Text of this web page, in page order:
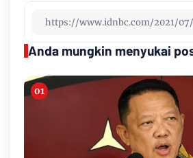
Anda mungkin menyukai